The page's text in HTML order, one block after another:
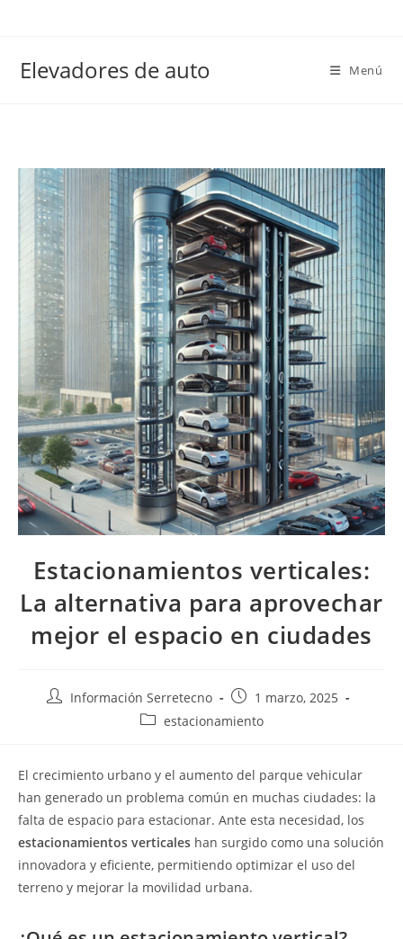
Elevadores de auto Menú
Estacionamientos verticales:
La alternativa para aprovechar
mejor el espacio en ciudades
Información Serretecno
1 marzo, 2025
estacionamiento
El crecimiento urbano y el aumento del parque vehicular
han generado un problema común en muchas ciudades: la
falta de espacio para estacionar. Ante esta necesidad, los
estacionamientos verticales han surgido como una solución
innovadora y eficiente, permitiendo optimizar el uso del
terreno y mejorar la movilidad urbana.